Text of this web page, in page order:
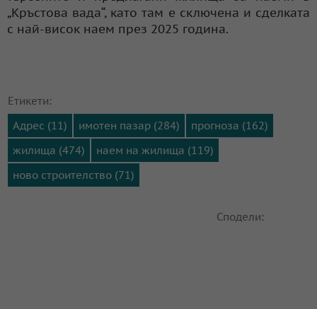
„Кръстова вада“, като там е сключена и сделката
с най-висок наем през 2025 година.
Етикети:
Адрес (11)
имотен пазар (284)
прогноза (162)
жилища (474)
наем на жилища (119)
ново строителство (71)
Сподели: